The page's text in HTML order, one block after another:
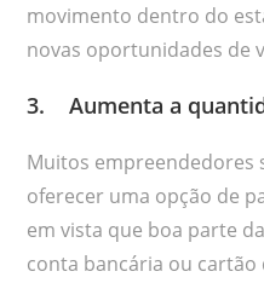
movimento dentro do
novas oportunidades de
3. Aumenta a
Muitos empreendedores
oferecer uma opção de
em vista que boa parte
conta bancária ou cartão